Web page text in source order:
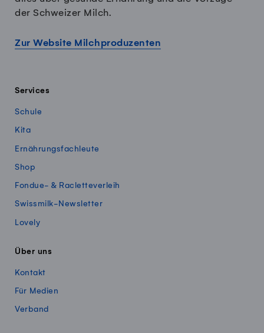
der Schweizer Milch.
Zur Website Milchproduzenten
Services
Schule
Kita
Ernährungsfachleute
Shop
Fondue- & Racletteverleih
Swissmilk-Newsletter
Lovely
Über uns
Kontakt
Für Medien
Verband